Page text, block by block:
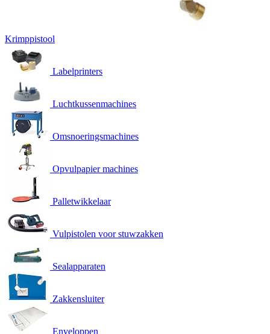
Krimppistool
Labelprinters
Luchtkussenmachines
Omsnoeringsmachines
Opvulpapier machines
Palletwikkelaar
Vulpistolen voor stuwzakken
Sealapparaten
Zakkensluiter
Enveloppen